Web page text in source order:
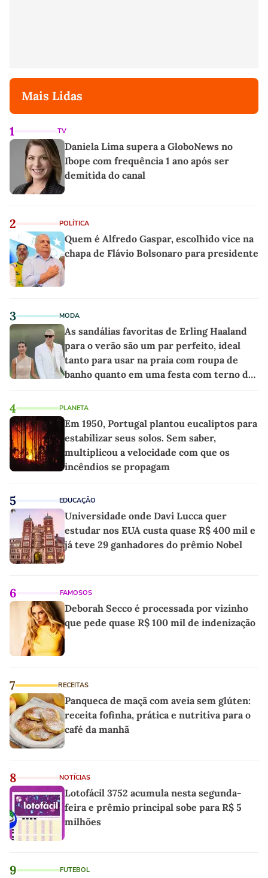
Mais Lidas
1 TV
Daniela Lima supera a GloboNews no
Ibope com frequência 1 ano após ser
demitida do canal
2 POLÍTICA
Quem é Alfredo Gaspar, escolhido vice na
chapa de Flávio Bolsonaro para presidente
3 MODA
As sandálias favoritas de Erling Haaland
para o verão são um par perfeito, ideal
tanto para usar na praia com roupa de
banho quanto em uma festa com terno de
4 PLANETA
Em 1950, Portugal plantou eucaliptos para
estabilizar seus solos. Sem saber,
multiplicou a velocidade com que os
incêndios se propagam
5 EDUCAÇÃO
Universidade onde Davi Lucca quer
estudar nos EUA custa quase R$ 400 mil e
já teve 29 ganhadores do prêmio Nobel
6 FAMOSOS
Deborah Secco é processada por vizinho
que pede quase R$ 100 mil de indenização
7 RECEITAS
Panqueca de maçã com aveia sem glúten:
receita fofinha, prática e nutritiva para o
café da manhã
8 NOTÍCIAS
Lotofácil 3752 acumula nesta segunda-
feira e prêmio principal sobe para R$ 5
milhões
9 FUTEBOL